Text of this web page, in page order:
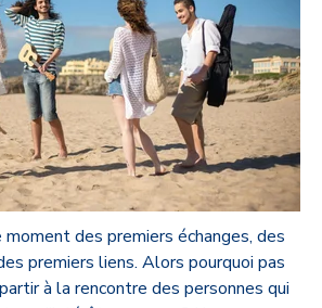
moment des premiers échanges, des
premiers liens. Alors pourquoi pas
à la rencontre des personnes qui